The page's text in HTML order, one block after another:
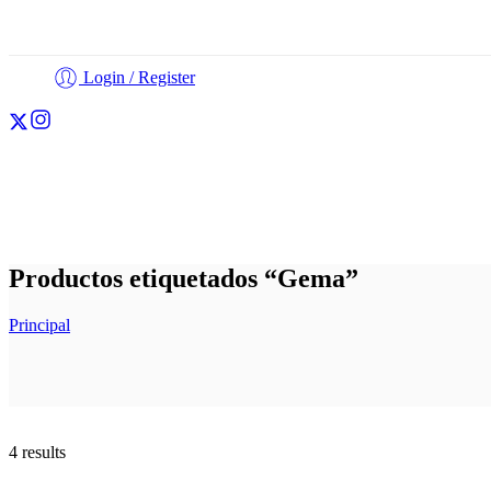
Login / Register
Productos etiquetados “Gema”
Principal
4 results